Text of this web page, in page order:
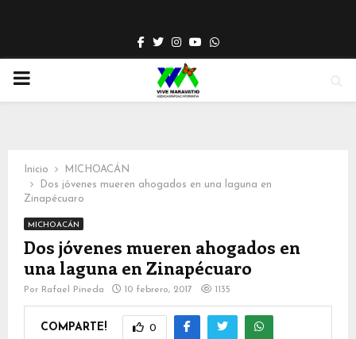
Facebook
TwitterInstagram
YoutubeWhatsapp
PRIMARY
Inicio
MICHOACÁN
Dos jóvenes mueren ahogados en una laguna en
Zinapécuaro
MICHOACÁN
Dos jóvenes mueren ahogados en
una laguna en Zinapécuaro
Por Rafael Pineda 10 febrero, 2017 1135
COMPARTE! 0